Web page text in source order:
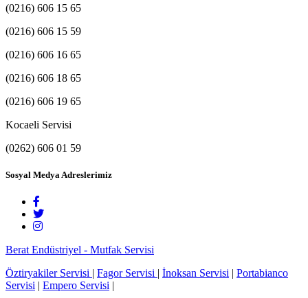
(0216) 606 15 65
(0216) 606 15 59
(0216) 606 16 65
(0216) 606 18 65
(0216) 606 19 65
Kocaeli Servisi
(0262) 606 01 59
Sosyal Medya Adreslerimiz
Berat Endüstriyel - Mutfak Servisi
Öztiryakiler Servisi | Fagor Servisi | İnoksan Servisi | Portabianco
Servisi | Empero Servisi |